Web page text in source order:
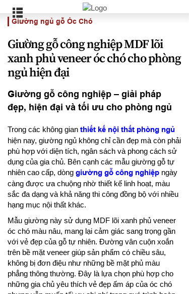
Giường ngủ gỗ Óc Chó
Giường gỗ công nghiệp MDF lõi
xanh phủ veneer óc chó cho phòng
ngủ hiện đại
Giường gỗ công nghiệp – giải pháp
đẹp, hiện đại và tối ưu cho phòng ngủ
Trong các không gian thiết kế nội thất phòng ngủ
hiện nay, giường ngủ không chỉ cần đẹp mà còn phải
phù hợp với diện tích, ngân sách và phong cách sử
dụng của gia chủ. Bên cạnh các mẫu giường gỗ tự
nhiên cao cấp, dòng giường gỗ công nghiệp ngày
càng được ưa chuộng nhờ thiết kế linh hoạt, màu
sắc đa dạng và khả năng thi công đồng bộ với nhiều
hạng mục nội thất khác.
Mẫu giường này sử dụng MDF lõi xanh phủ veneer
óc chó màu nâu, mang lại cảm giác sang trọng gần
với vẻ đẹp của gỗ tự nhiên. Đường vân cuộn xoắn
trên bề mặt veneer giúp sản phẩm có chiều sâu,
không bị đơn điệu như những bề mặt phủ màu
phẳng thông thường. Đây là lựa chọn phù hợp cho
những gia chủ yêu thích vẻ đẹp ấm áp của óc chó